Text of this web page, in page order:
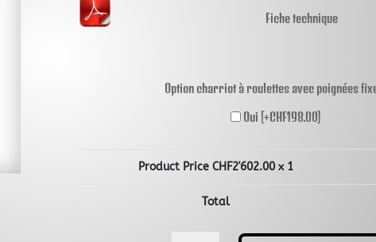
Fiche technique
Option charriot à roulettes avec poignées
Oui [+CHF198.00]
Product Price CHF2'602.00x 1
Total